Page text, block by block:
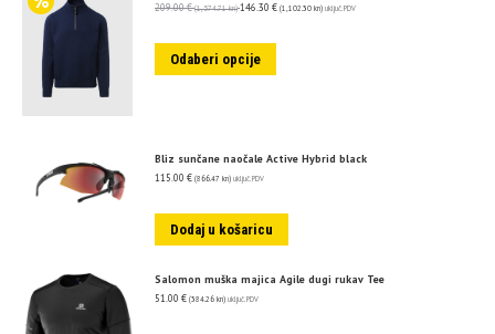
209.00€ (1,574.71 kn) 146.30 € (1,102.30 kn) uključ. PDV
Odaberi opcije
Bliz sunčane naočale Active Hybrid black
115.00 € (866.47 kn) uključ. PDV
Dodaj u košaricu
Salomon muška majica Agile dugi rukav Tee
51.00 € (384.26 kn) uključ. PDV